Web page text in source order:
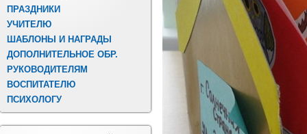
ПРАЗДНИКИ
УЧИТЕЛЮ
ШАБЛОНЫ И НАГРАДЫ
ДОПОЛНИТЕЛЬНОЕ ОБР.
РУКОВОДИТЕЛЯМ
ВОСПИТАТЕЛЮ
ПСИХОЛОГУ